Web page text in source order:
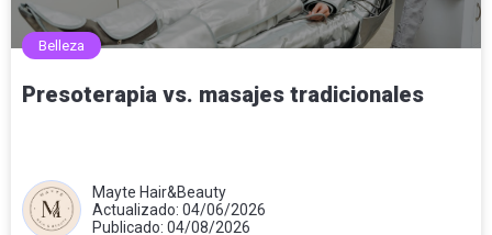
Belleza
Presoterapia vs. masajes tradicionales
Mayte Hair&Beauty
Actualizado: 04/06/2026
Publicado: 04/08/2026